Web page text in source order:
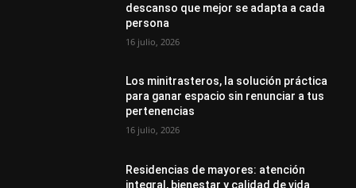
descanso que mejor se adapta a cada
persona
16 julio, 2026
Los minitrasteros, la solución práctica
para ganar espacio sin renunciar a tus
pertenencias
16 julio, 2026
Residencias de mayores: atención
integral, bienestar y calidad de vida